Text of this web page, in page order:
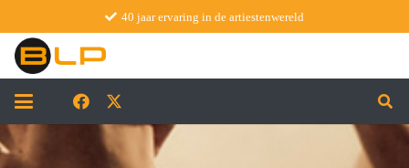
40 jaar ervaring in de artiestenwereld